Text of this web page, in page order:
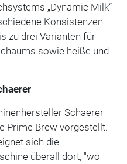
„Dynamic Milk“
Konsistenzen
zu drei Varianten für
sowie heiße und
Schaerer
Prime Brew vorgestellt.
sich die
überall dort, "wo